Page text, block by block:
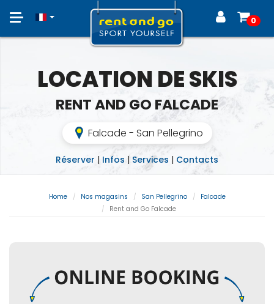
Toggle
0
LOCATION DE SKIS
RENT AND GO FALCADE
Falcade - San Pellegrino
Réserver | Infos | Services | Contacts
Home Nos magasins San Pellegrino
Falcade
Rent and Go Falcade